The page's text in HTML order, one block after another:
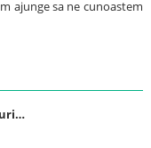
ajunge sa ne cunoastem